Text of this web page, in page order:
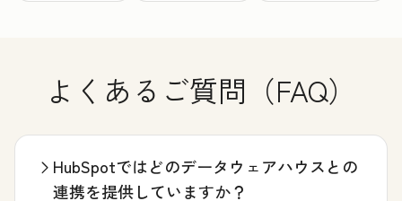
よくあるご質問（FAQ）
HubSpotではどのデータウェアハウスとの
連携を提供していますか？